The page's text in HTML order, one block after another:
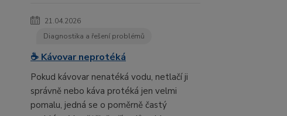
21.04.2026
Diagnostika a řešení problémů
☕ Kávovar neprotéká
Pokud kávovar nenatéká vodu, netlačí ji
správně nebo káva protéká jen velmi
pomalu, jedná se o poměrně častý